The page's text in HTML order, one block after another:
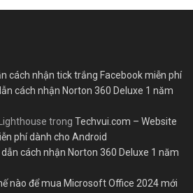
cách nhận tick trắng Facebook miễn phí
cách nhận Norton 360 Deluxe 1 năm
trong Techvui.com – Website
phí dành cho Android
dẫn cách nhận Norton 360 Deluxe 1 năm
nào để mua Microsoft Office 2024 mới